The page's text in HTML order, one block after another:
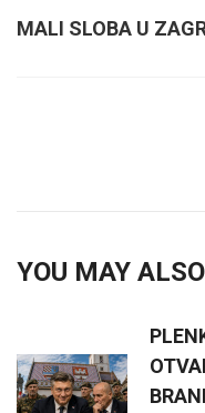
MALI SLOBA U
YOU MAY